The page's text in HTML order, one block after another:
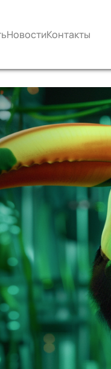
НовостиКонтакты